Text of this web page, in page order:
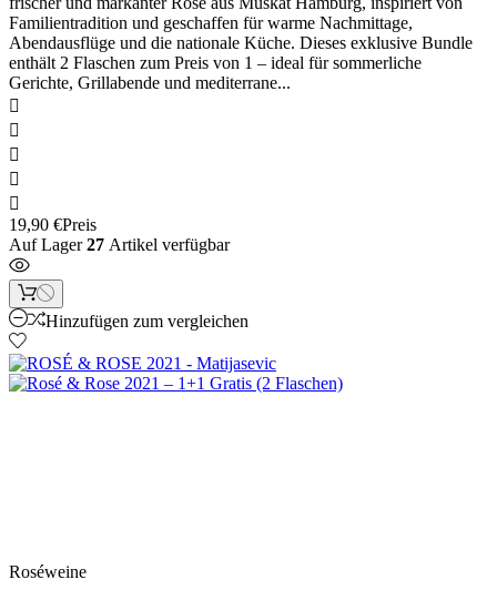
Familientradition und geschaffen für warme Nachmittage,
Abendausflüge und die nationale Küche. Dieses exklusive Bundle
enthält 2 Flaschen zum Preis von 1 – ideal für sommerliche
Gerichte, Grillabende und mediterrane...





19,90 €Preis
Auf Lager27 Artikel verfügbar
Hinzufügen zum vergleichen
Roséweine